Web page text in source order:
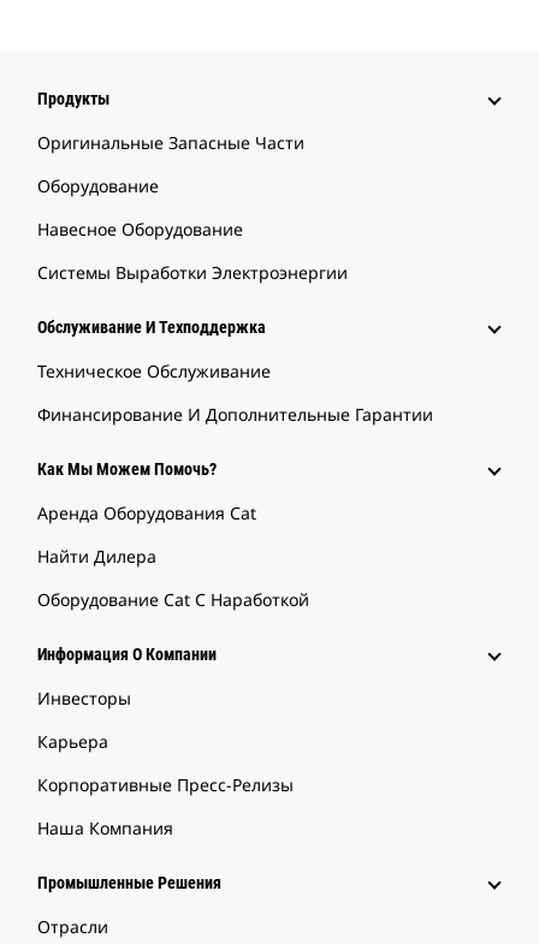
Продукты
Оригинальные Запасные Части
Оборудование
Навесное Оборудование
Системы Выработки Электроэнергии
Обслуживание И Техподдержка
Техническое Обслуживание
Финансирование И Дополнительные Гарантии
Как Мы Можем Помочь?
Аренда Оборудования Cat
Найти Дилера
Оборудование Cat С Наработкой
Информация О Компании
Инвесторы
Карьера
Корпоративные Пресс-Релизы
Наша Компания
Промышленные Решения
Отрасли